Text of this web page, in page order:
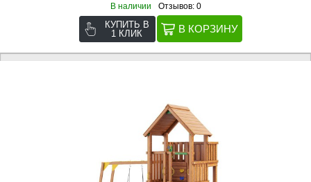
В наличии Отзывов: 0
КУПИТЬ В
1 КЛИК